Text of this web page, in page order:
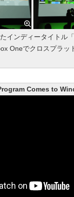
インディータイトル「
Oneでクロスプラッ
Comes to